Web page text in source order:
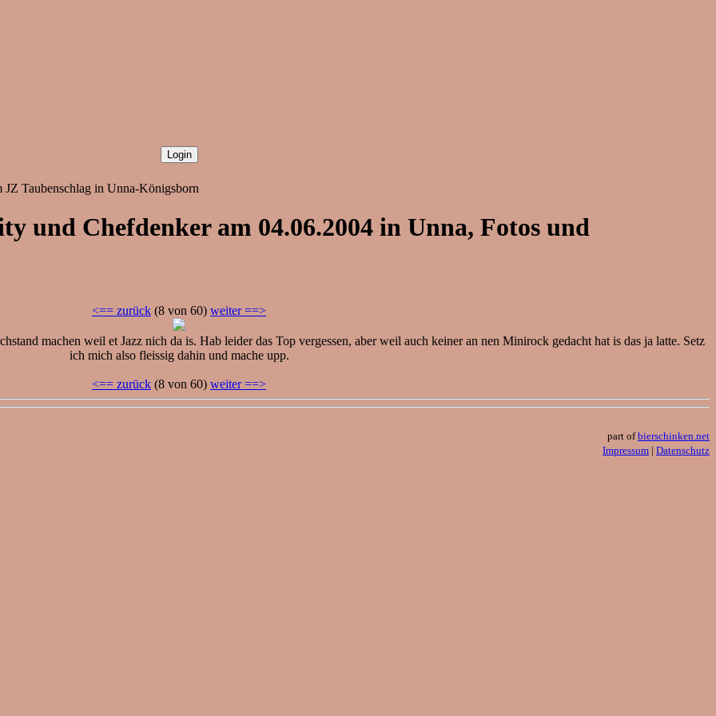
Taubenschlag in Unna-Königsborn
und Chefdenker am 04.06.2004 in Unna, Fotos und
<== zurück (8 von 60) weiter ==>
machen weil et Jazz nich da is. Hab leider das Top vergessen, aber weil auch keiner an nen Minirock gedacht hat is das ja latte. Setz
ich mich also fleissig dahin und mache upp.
<== zurück (8 von 60) weiter ==>
part ofbierschinken.net
Impressum | Datenschutz